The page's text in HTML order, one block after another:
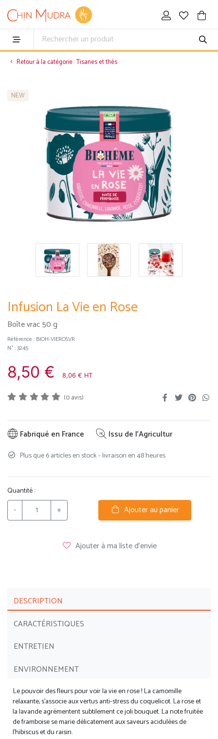
Retour à la catégorie : Tisanes et thés
NEW
Infusion La Vie en Rose
Boîte vrac 50 g
Référence : BIOH-VIEROSVR
N° : 3245
8,50 € 8,06 € HT
(0 avis)
Fabriqué en France Issu de l'Agricultur
Plus que 6 articles en stock - livraison en 48 heures
Quantité :
- + Ajouter au panier
Ajouter à ma liste d'envie
DESCRIPTION
CARACTÉRISTIQUES
ENTRETIEN
ENVIRONNEMENT
Le pouvoir des fleurs pour voir la vie en rose ! La camomille
relaxante, s’associe aux vertus anti-stress du coquelicot. La rose et
la lavande agrémentent subtilement ce joli bouquet. La note fruitée
de framboise se marie délicatement aux saveurs acidulées de
l’hibiscus et du raisin.